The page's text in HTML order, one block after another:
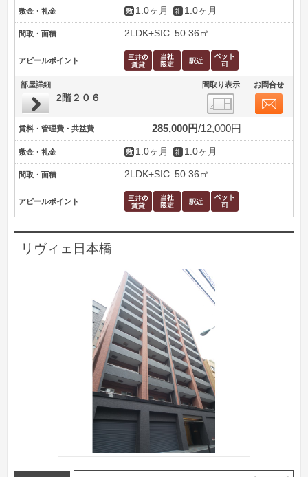
敷金・礼金 1.0ヶ月 1.0ヶ月
間取・面積 2LDK+SIC 50.36㎡
アピールポイント
部屋詳細 間取り表示 お問合せ
2階２０６
賃料・管理費・共益費 285,000円 12,000円
敷金・礼金 1.0ヶ月 1.0ヶ月
間取・面積 2LDK+SIC 50.36㎡
アピールポイント
リヴィェ日本橋